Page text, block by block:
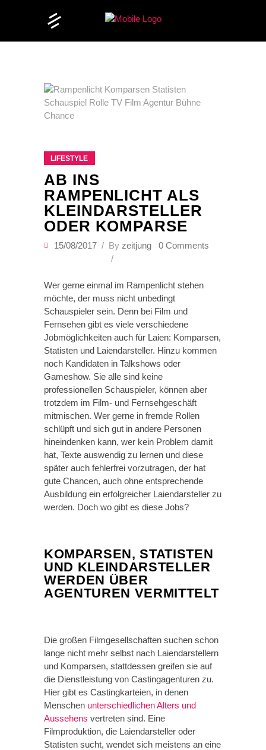
LIFESTYLE
AB INS
RAMPENLICHT ALS
KLEINDARSTELLER
ODER KOMPARSE
15/08/2017 By zeitjung 0 Comments
Wer gerne einmal im Rampenlicht stehen
möchte, der muss nicht unbedingt
Schauspieler sein. Denn bei Film und
Fernsehen gibt es viele verschiedene
Jobmöglichkeiten auch für Laien: Komparsen,
Statisten und Laiendarsteller. Hinzu kommen
noch Kandidaten in Talkshows oder
Gameshow. Sie alle sind keine
professionellen Schauspieler, können aber
trotzdem im Film- und Fernsehgeschäft
mitmischen. Wer gerne in fremde Rollen
schlüpft und sich gut in andere Personen
hineindenken kann, wer kein Problem damit
hat, Texte auswendig zu lernen und diese
später auch fehlerfrei vorzutragen, der hat
gute Chancen, auch ohne entsprechende
Ausbildung ein erfolgreicher Laiendarsteller zu
werden. Doch wo gibt es diese Jobs?
KOMPARSEN, STATISTEN
UND KLEINDARSTELLER
WERDEN ÜBER
AGENTUREN VERMITTELT
Die großen Filmgesellschaften suchen schon
lange nicht mehr selbst nach Laiendarstellern
und Komparsen, stattdessen greifen sie auf
die Dienstleistung von Castingagenturen zu.
Hier gibt es Castingkarteien, in denen
Menschen unterschiedlichen Alters und
Aussehens vertreten sind. Eine
Filmproduktion, die Laiendarsteller oder
Statisten sucht, wendet sich meistens an eine